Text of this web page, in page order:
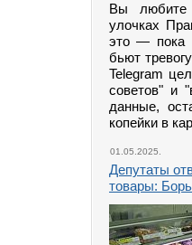
Вы любите
улочках
это — пока
бьют
Telegram
советов" и
данные,
копейки в
01.05.2025.
Депутаты
товары: